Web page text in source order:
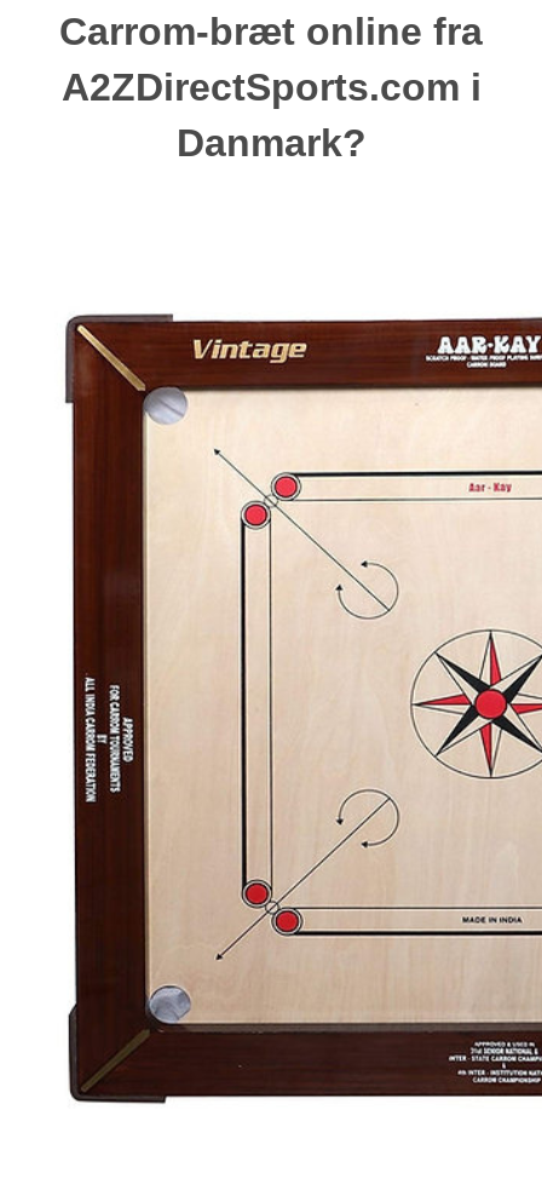
Carrom-bræt online fra
A2ZDirectSports.com i
Danmark?